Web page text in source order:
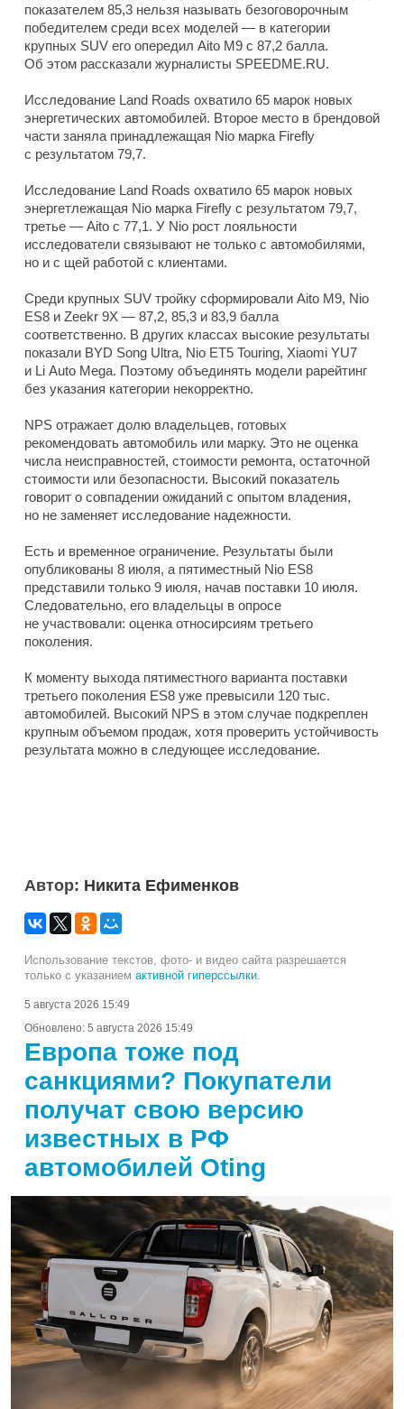
показателем 85,3 нельзя называть безоговорочным
победителем среди всех моделей — в категории
крупных SUV его опередил Aito M9 с 87,2 балла.
Об этом рассказали журналисты SPEEDME.RU.
Исследование Land Roads охватило 65 марок новых
энергетических автомобилей. Второе место в брендовой
части заняла принадлежащая Nio марка Firefly
с результатом 79,7.
Исследование Land Roads охватило 65 марок новых
энергетлежащая Nio марка Firefly с результатом 79,7,
третье — Aito с 77,1. У Nio рост лояльности
исследователи связывают не только с автомобилями,
но и с щей работой с клиентами.
Среди крупных SUV тройку сформировали Aito M9, Nio
ES8 и Zeekr 9X — 87,2, 85,3 и 83,9 балла
соответственно. В других классах высокие результаты
показали BYD Song Ultra, Nio ET5 Touring, Xiaomi YU7
и Li Auto Mega. Поэтому объединять модели рарейтинг
без указания категории некорректно.
NPS отражает долю владельцев, готовых
рекомендовать автомобиль или марку. Это не оценка
числа неисправностей, стоимости ремонта, остаточной
стоимости или безопасности. Высокий показатель
говорит о совпадении ожиданий с опытом владения,
но не заменяет исследование надежности.
Есть и временное ограничение. Результаты были
опубликованы 8 июля, а пятиместный Nio ES8
представили только 9 июля, начав поставки 10 июля.
Следовательно, его владельцы в опросе
не участвовали: оценка относирсиям третьего
поколения.
К моменту выхода пятиместного варианта поставки
третьего поколения ES8 уже превысили 120 тыс.
автомобилей. Высокий NPS в этом случае подкреплен
крупным объемом продаж, хотя проверить устойчивость
результата можно в следующее исследование.
Автор: Никита Ефименков
Использование текстов, фото- и видео сайта разрешается
только с указанием активной гиперссылки
5 августа 2026 15:49
Обновлено: 5 августа 2026 15:49
Европа тоже под
санкциями? Покупатели
получат свою версию
известных в РФ
автомобилей Oting